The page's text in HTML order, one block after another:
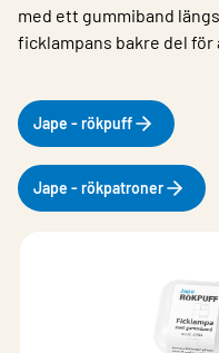
med ett gummiband
ficklampans bakre del för
Jape - rökpuff
Jape - rökpatroner